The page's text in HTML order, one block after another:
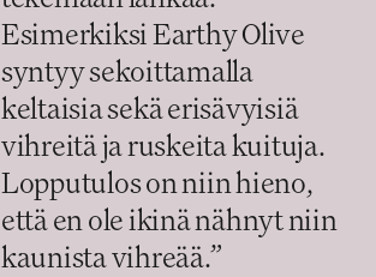
Esimerkiksi Earthy Olive
syntyy sekoittamalla
keltaisia sekä erisävyisiä
vihreitä ja ruskeita kuituja.
Lopputulos on niin hieno,
että en ole ikinä nähnyt niin
kaunista vihreää.”